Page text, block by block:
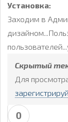
Установка:
Заходим в
Скрытый
Для
0